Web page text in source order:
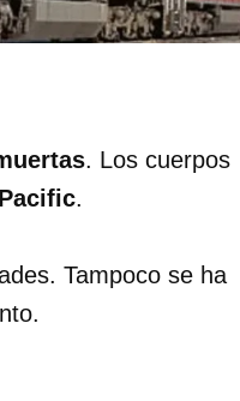
. Los cuerpos
.
Tampoco se ha